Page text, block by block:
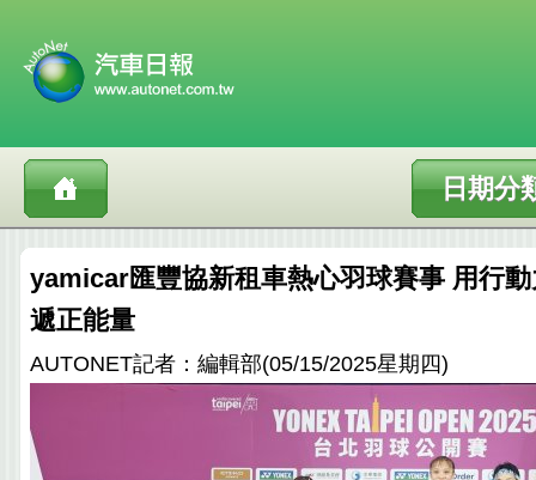
日期分
yamicar匯豐協新租車熱心羽球賽事 用行
遞正能量
AUTONET記者：編輯部(05/15/2025星期四)